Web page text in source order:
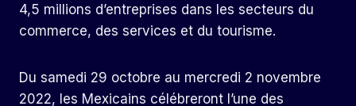
4,5 millions d’entreprises dans les secteurs du
commerce, des services et du tourisme.
Du samedi 29 octobre au mercredi 2 novembre
2022, les Mexicains célébreront l’une des